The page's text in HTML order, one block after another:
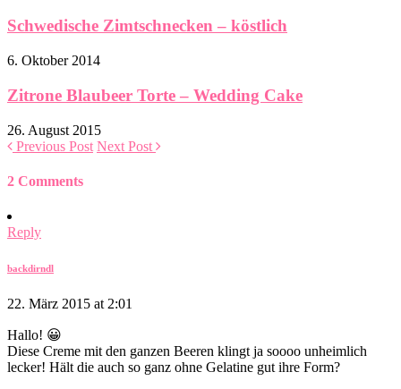
Schwedische Zimtschnecken – köstlich
6. Oktober 2014
Zitrone Blaubeer Torte – Wedding Cake
26. August 2015
Previous Post Next Post
2 Comments
Reply
backdirndl
22. März 2015 at 2:01
Hallo! 😀
Diese Creme mit den ganzen Beeren klingt ja soooo unheimlich
lecker! Hält die auch so ganz ohne Gelatine gut ihre Form?